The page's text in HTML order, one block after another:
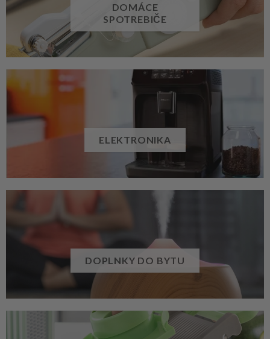
DOMÁCE
SPOTREBIČE
ELEKTRONIKA
DOPLNKY DO BYTU